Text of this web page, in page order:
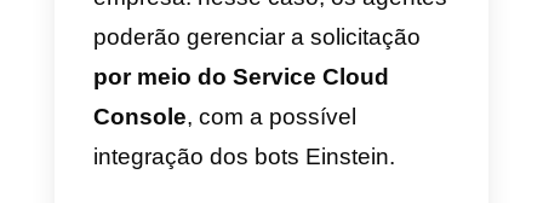
isso significa que não serão
permitidos envios de campanhas
promocionais ou a criação /
integração do WhatsApp nos